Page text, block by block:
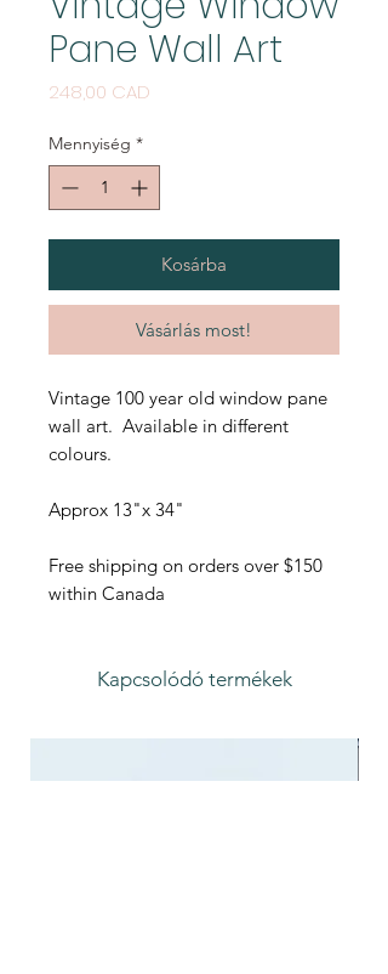
Pane Wall Art
248,00 CAD
Mennyiség *
Kosárba
Vásárlás most!
Vintage 100 year old window pane
wall art. Available in different
colours.
Approx 13"x 34"
Free shipping on orders over $150
within Canada
Kapcsolódó termékek